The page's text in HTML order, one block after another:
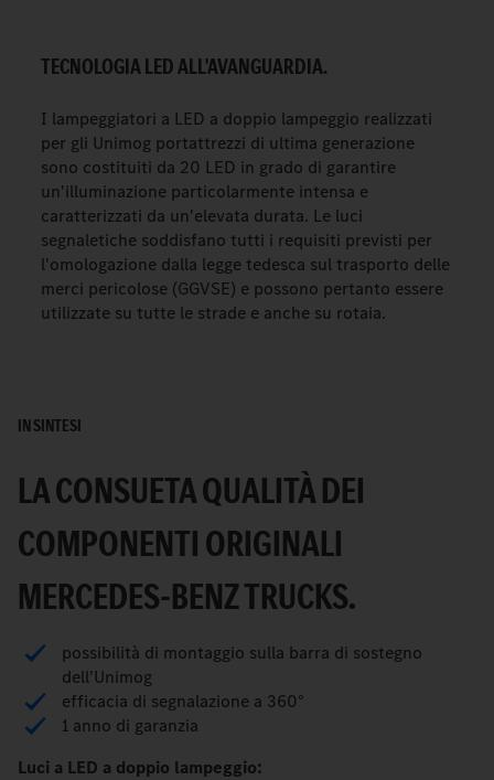
TECNOLOGIA LED ALL'AVANGUARDIA.
I lampeggiatori a LED a doppio lampeggio realizzati
per gli Unimog portattrezzi di ultima generazione
sono costituiti da 20 LED in grado di garantire
un'illuminazione particolarmente intensa e
caratterizzati da un'elevata durata. Le luci
segnaletiche soddisfano tutti i requisiti previsti per
l'omologazione dalla legge tedesca sul trasporto delle
merci pericolose (GGVSE) e possono pertanto essere
utilizzate su tutte le strade e anche su rotaia.
IN SINTESI
LA CONSUETA QUALITÀ DEI
COMPONENTI ORIGINALI
MERCEDES-BENZ TRUCKS.
possibilità di montaggio sulla barra di sostegno
dell'Unimog
efficacia di segnalazione a 360°
1 anno di garanzia
Luci a LED a doppio lampeggio: